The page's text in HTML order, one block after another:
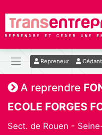
Repreneur Cédant
A reprendre
ECOLE FORGES
Sect. de Rouen -